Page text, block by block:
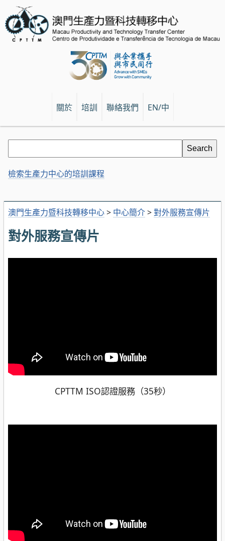
關於 培訓 聯絡我們 EN/中
澳門生產力暨科技轉移中心> 中心簡介>對外服務宣傳片
對外服務宣傳片
CPTTM ISO認證服務（35秒）
檢索生產力中心的培訓課程